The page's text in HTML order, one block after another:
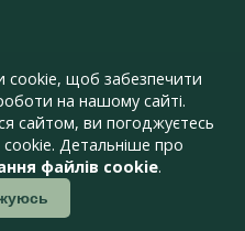
щоб забезпечити
на нашому сайті.
сайтом, ви погоджуєтесь
Детальніше про
файлів cookie.